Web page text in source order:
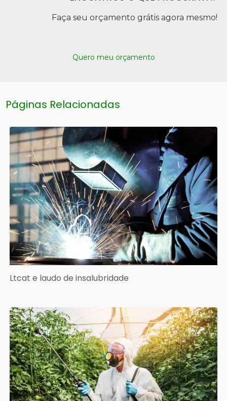
Faça seu orçamento grátis agora mesmo!
Quero meu orçamento
Páginas Relacionadas
Ltcat e laudo de insalubridade